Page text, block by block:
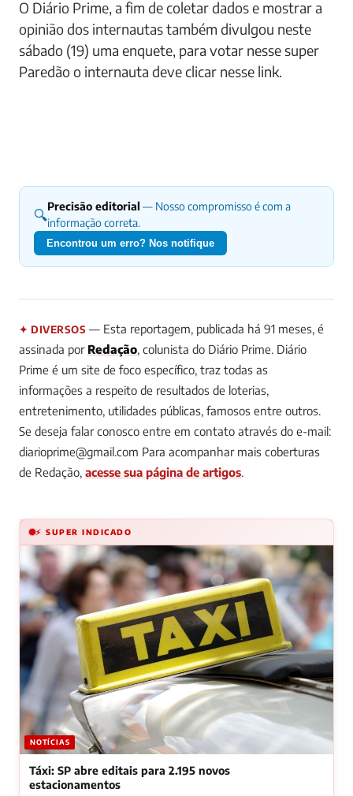
O Diário Prime, a fim de coletar dados e mostrar a
opinião dos internautas também divulgou neste
sábado (19) uma enquete, para votar nesse super
Paredão o internauta deve clicar nesse link.
🔍Precisão editorial — Nosso compromisso é com a
informação correta.
Encontrou um erro? Nos notifique
✦ DIVERSOS — Esta reportagem, publicada há 91 meses, é
assinada por Redação, colunista do Diário Prime. Diário
Prime é um site de foco específico, traz todas as
informações a respeito de resultados de loterias,
entretenimento, utilidades públicas, famosos entre outros.
Se deseja falar conosco entre em contato através do e-mail:
diarioprime@gmail.com Para acompanhar mais coberturas
de Redação, acesse sua página de artigos.
⚡ SUPER INDICADO
NOTÍCIAS
Táxi: SP abre editais para 2.195 novos
estacionamentos